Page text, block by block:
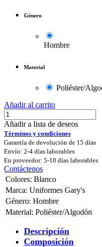
Género
Hombre
Material
Poliéster/
Añadir al carrito
Añadir a lista de deseos
Términos y condiciones
Garantía de devolución de 15 días
Envío: 2-4 días laborables
En proveedor: 5-10 días laborables
Contáctenos
Colores: Blanco
Marca: Uniformes Gary's
Género: Hombre
Material: Poliéster/Algodón
Descripción
Composición